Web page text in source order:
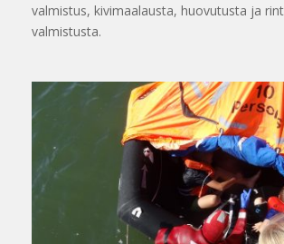
valmistus, kivimaalausta, huovutusta ja
valmistusta.